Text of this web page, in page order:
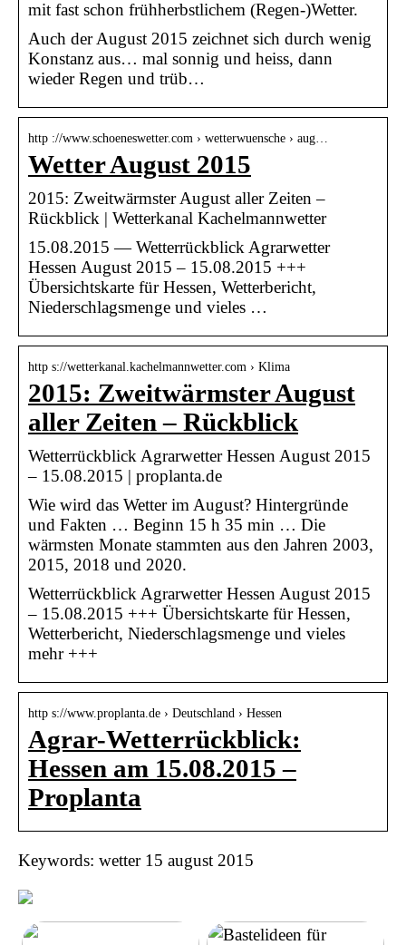
mit fast schon frühherbstlichem (Regen-)Wetter.
Auch der August 2015 zeichnet sich durch wenig
Konstanz aus… mal sonnig und heiss, dann
wieder Regen und trüb…
http ://www.schoeneswetter.com › wetterwuensche › aug…
Wetter August 2015
2015: Zweitwärmster August aller Zeiten –
Rückblick | Wetterkanal Kachelmannwetter
15.08.2015 — Wetterrückblick Agrarwetter
Hessen August 2015 – 15.08.2015 +++
Übersichtskarte für Hessen, Wetterbericht,
Niederschlagsmenge und vieles …
http s://wetterkanal.kachelmannwetter.com › Klima
2015: Zweitwärmster August
aller Zeiten – Rückblick
Wetterrückblick Agrarwetter Hessen August 2015
– 15.08.2015 | proplanta.de
Wie wird das Wetter im August? Hintergründe
und Fakten … Beginn 15 h 35 min … Die
wärmsten Monate stammten aus den Jahren 2003,
2015, 2018 und 2020.
Wetterrückblick Agrarwetter Hessen August 2015
– 15.08.2015 +++ Übersichtskarte für Hessen,
Wetterbericht, Niederschlagsmenge und vieles
mehr +++
http s://www.proplanta.de › Deutschland › Hessen
Agrar-Wetterrückblick:
Hessen am 15.08.2015 –
Proplanta
Keywords: wetter 15 august 2015